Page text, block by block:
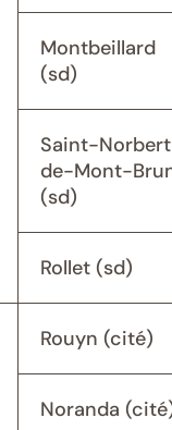
Montbeillard
(sd)
Saint-
de-Mont-
(sd)
Rollet (sd)
Rouyn (cité)
Noranda